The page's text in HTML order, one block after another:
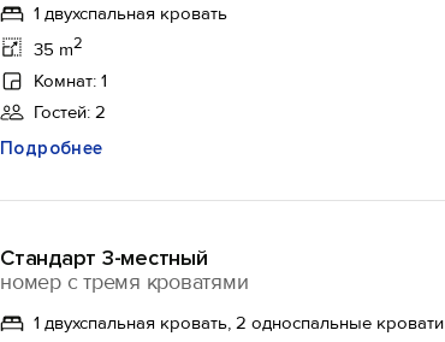
1 двухспальная кровать
35 m2
Комнат: 1
Гостей: 2
Подробнее
Стандарт 3-местный
номер с тремя кроватями
1 двухспальная кровать, 2 односпальные кровати